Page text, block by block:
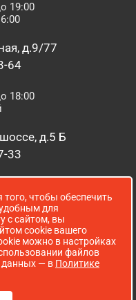
19:00
д.9/77
64
18:00
д.5 Б
33
д. 52 А
18:00
чтобы обеспечить
удобным для
с сайтом, вы
cookie вашего
можно в настройках
файлов
данных — в Политике